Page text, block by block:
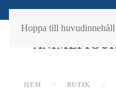
Hoppa till huvudinnehåll
FIGURER
HEM BUTIK